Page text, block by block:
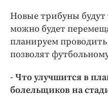
Новые трибуны
можно будет
планируем
позволят
- Что улучшится в
болельщиков на